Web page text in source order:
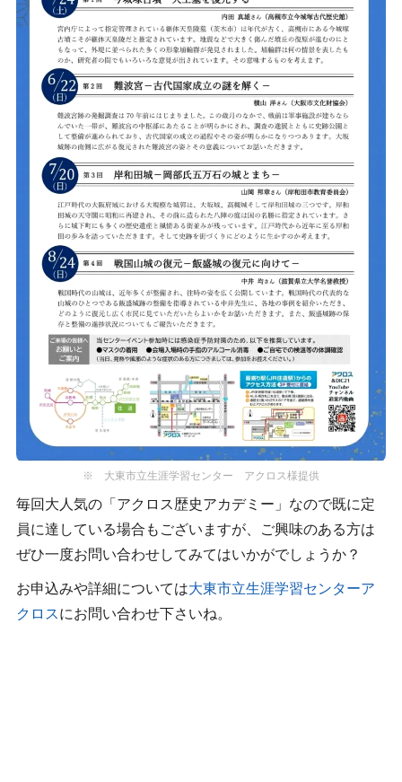
※ 大東市立生涯学習センター アクロス様提供
毎回大人気の「アクロス歴史アカデミー」なので既に定
員に達している場合もございますが、ご興味のある方は
ぜひ一度お問い合わせしてみてはいかがでしょうか？
お申込みや詳細については大東市立生涯学習センターア
クロスにお問い合わせ下さいね。